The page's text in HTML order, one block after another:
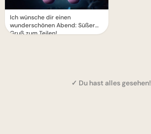
Ich wünsche dir einen
wunderschönen Abend: Süßer
Gruß zum Teilen!
✓ Du hast alles gesehen!